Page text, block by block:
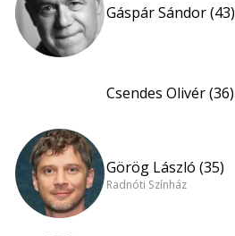
Gáspár Sándor (43)
Csendes Olivér (36)
Görög László (35)
Radnóti Színház